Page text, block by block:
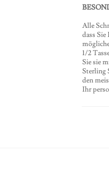
Alle
dass
1/2
Sie sie
Sterling
den
Ihr